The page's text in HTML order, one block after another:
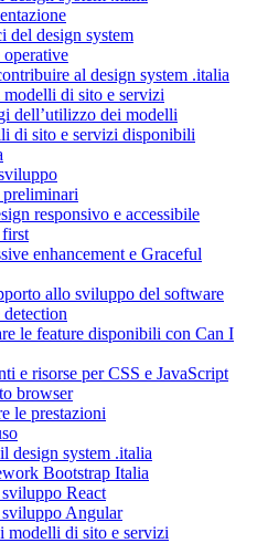
del design system
operative
al design system .italia
di sito e servizi
dell’utilizzo dei modelli
di sito e servizi disponibili
responsivo e accessibile
enhancement e Graceful
allo sviluppo del software
le feature disponibili con Can I
e risorse per CSS e JavaScript
browser
le prestazioni
design system .italia
Bootstrap Italia
React
Angular
modelli di sito e servizi